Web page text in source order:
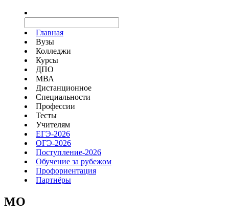
Главная
Вузы
Колледжи
Курсы
ДПО
МВА
Дистанционное
Специальности
Профессии
Тесты
Учителям
ЕГЭ-2026
ОГЭ-2026
Поступление-2026
Обучение за рубежом
Профориентация
Партнёры
MO